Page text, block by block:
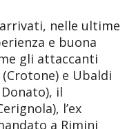
nelle ultime
e buona
gli attaccanti
(Crotone) e Ubaldi
il
l’ex
a Rimini